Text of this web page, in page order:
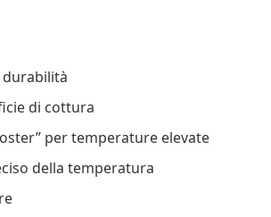
durabilità
di cottura
per temperature elevate
della temperatura